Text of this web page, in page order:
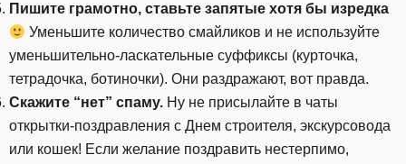
Пишите грамотно, ставьте запятые хотя бы изредка
Уменьшите количество смайликов и не используйте
уменьшительно-ласкательные суффиксы (курточка,
тетрадочка, ботиночки). Они раздражают, вот правда.
Скажите “нет” спаму. Ну не присылайте в чаты
открытки-поздравления с Днем строителя, экскурсовода
или кошек! Если желание поздравить нестерпимо,